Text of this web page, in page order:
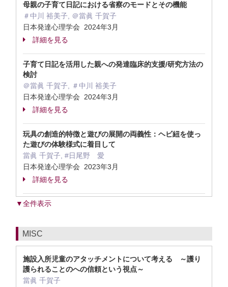
母親の子育て日記における省察のモードとその機能
＃中川 裕美子, ＠當眞 千賀子
日本発達心理学会 2024年3月
詳細を見る
子育て日記を活用した親への発達臨床的支援/研究方法の
検討
＠當眞 千賀子, ＃中川 裕美子
日本発達心理学会 2024年3月
詳細を見る
玩具の創造的特徴と遊びの展開の両義性：ヘビ紐を使っ
た遊びの体験様式に着目して
當眞 千賀子, #日尾野 愛
日本発達心理学会 2023年3月
詳細を見る
▼全件表示
MISC
施設入所児童のアタッチメントについて考える ～護り
護られることのへの信頼という視点～
當眞 千賀子